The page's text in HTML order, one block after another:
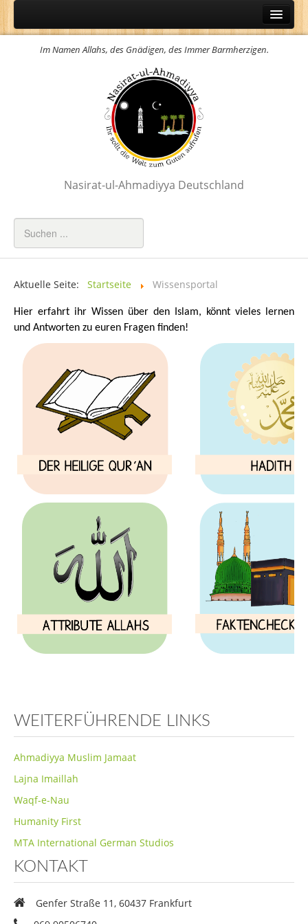
Home
Der Heilige Qur´an
Das Namaz
Attribute Allahs
Weltfrauentag
Ramadhan
Warum feiern Muslime kein Weihnachten?
Wie sollte Neujahr gefeiert werden?
Kriege in der Zeit des Propheten MuhammadSAW
World Hijab Day
Warum Ahmadi Muslime kein Halloween Feiern.
FAQ
Wortschatz
Leseecke
Magazine
Nasirat Ecke
Tipps für einen gesegneten Alltag
Lehrplan
Rezeptideen
Bastelideen
Freizeitbeschäftigungen
Selbstreform-Challenge
Nasirat Erlebnisse
Nasirat Fahrt 2025
Mediathek
Im Namen Allahs, des Gnädigen, des Immer Barmherzigen.
Nasirat-ul-Ahmadiyya Deutschland
Aktuelle Seite: Startseite Wissensportal
Hier erfahrt ihr Wissen über den Islam, könnt vieles lernen
und Antworten zu euren Fragen finden!
WEITERFÜHRENDE LINKS
Ahmadiyya Muslim Jamaat
Lajna Imaillah
Waqf-e-Nau
Humanity First
MTA International German Studios
KONTAKT
Genfer Straße 11, 60437 Frankfurt